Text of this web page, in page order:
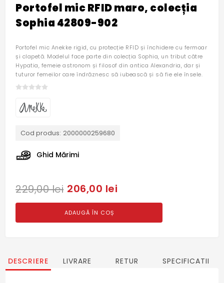
Portofel mic RFID maro, colecția
Sophia 42809-902
Portofel mic Anekke rigid, cu protecție RFID și închidere cu fermoar
și clapetă. Modelul face parte din colecția Sophia, un tribut către
Hypatia, femeie astronom și filosof din antica Alexandria, dar și
tuturor femeilor care îndrăznesc să iubească și să fie ele însele.
Cod produs: 2000000259680
Ghid Mărimi
229,00 lei 206,00 lei
ADAUGĂ ÎN COȘ
DESCRIERE LIVRARE RETUR SPECIFICATII